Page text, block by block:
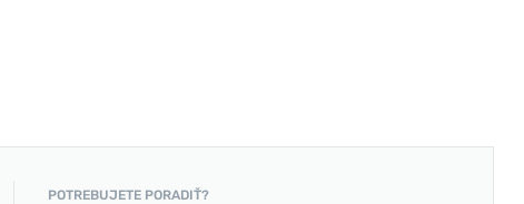
POTREBUJETE PORADIŤ?